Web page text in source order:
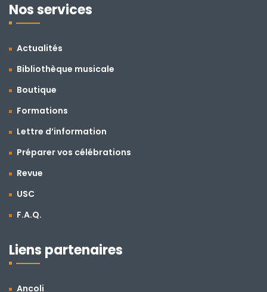
Nos services
Actualités
Bibliothèque musicale
Boutique
Formations
Lettre d’information
Préparer vos célébrations
Revue
USC
F.A.Q.
Liens partenaires
Ancoli